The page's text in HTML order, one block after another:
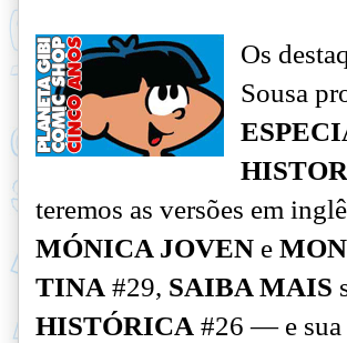
Os
Sousa
teremos as versões em
MÓNICA JOVEN e
TINA #29, SAIBA MAIS
HISTÓRICA #26 — e sua